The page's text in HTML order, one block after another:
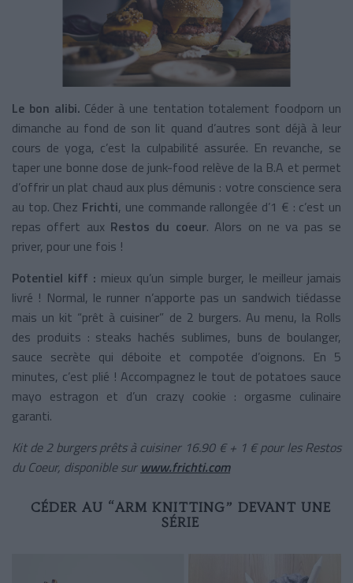
Le bon alibi. Céder à une tentation totalement foodporn un
dimanche au fond de son lit quand d’autres sont déjà à leur
cours de yoga, c’est la culpabilité assurée. En revanche, se
taper une bonne dose de junk-food relève de la B.A et permet
d’offrir un plat chaud aux plus démunis : votre conscience sera
au top. Chez Frichti, une commande rallongée d’1 € : c’est un
repas offert aux Restos du coeur. Alors on ne va pas se
priver, pour une fois !
Potentiel kiff : mieux qu’un simple burger, le meilleur jamais
livré ! Normal, le runner n’apporte pas un sandwich tiédasse
mais un kit “prêt à cuisiner” de 2 burgers. Au menu, la Rolls
des produits : steaks hachés sublimes, buns de boulanger,
sauce secrète qui déboite et compotée d’oignons. En 5
minutes, c’est plié ! Accompagnez le tout de potatoes sauce
mayo estragon et d’un crazy cookie : orgasme culinaire
garanti.
Kit de 2 burgers prêts à cuisiner 16.90 € + 1 € pour les Restos
du Coeur, disponible sur www.frichti.com
CÉDER AU “ARM KNITTING” DEVANT UNE
SÉRIE